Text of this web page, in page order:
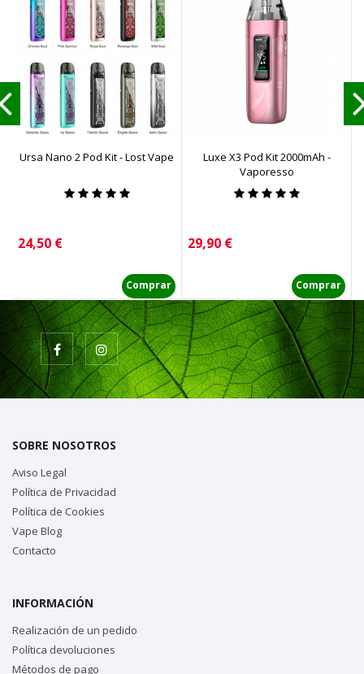
Ursa Nano 2 Pod Kit - Lost Vape
Precio
24,50 €
Comprar
Luxe X3 Pod Kit 2000mAh -
Vaporesso
Precio
29,90 €
Comprar
SOBRE NOSOTROS
Aviso Legal
Política de Privacidad
Política de Cookies
Vape Blog
Contacto
INFORMACIÓN
Realización de un pedido
Política devoluciones
Métodos de pago